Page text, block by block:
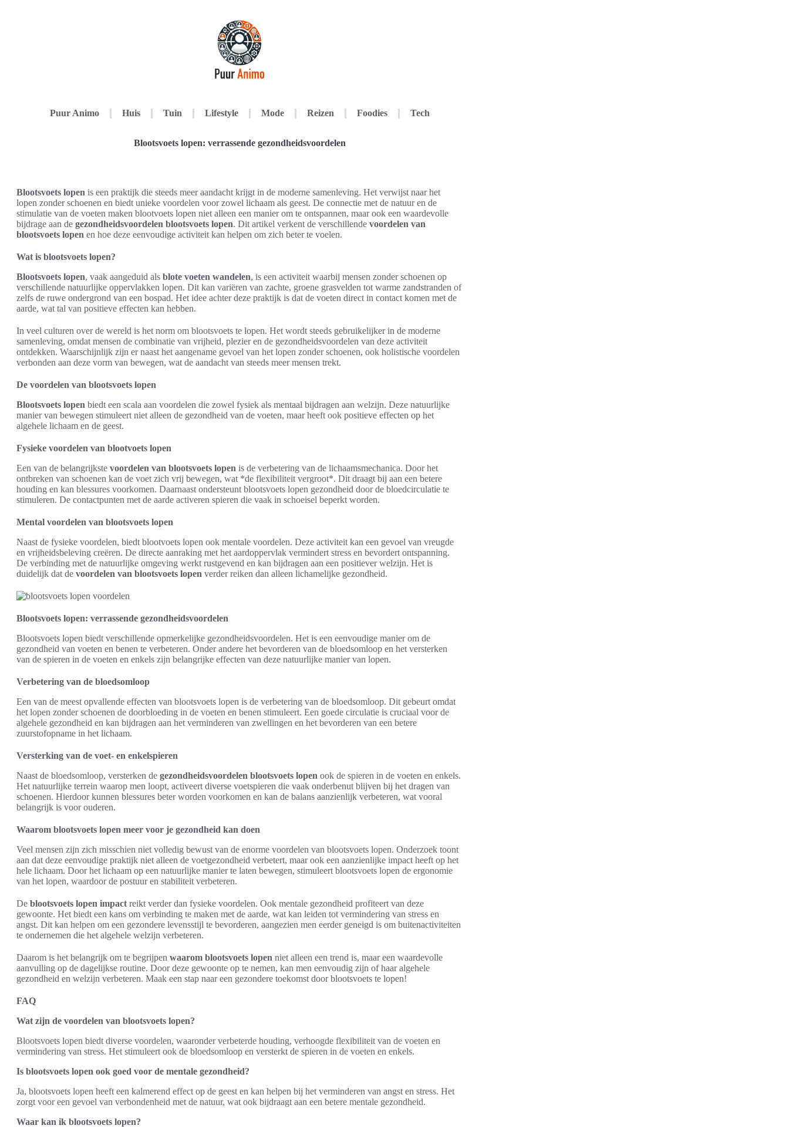
Puur Animo Huis Tuin Lifestyle Mode Reizen Foodies Tech
Blootsvoets lopen: verrassende gezondheidsvoordelen
Blootsvoets lopen is een praktijk die steeds meer aandacht krijgt in de moderne samenleving. Het verwijst naar het
lopen zonder schoenen en biedt unieke voordelen voor zowel lichaam als geest. De connectie met de natuur en de
stimulatie van de voeten maken blootvoets lopen niet alleen een manier om te ontspannen, maar ook een waardevolle
bijdrage aan de gezondheidsvoordelen blootsvoets lopen. Dit artikel verkent de verschillende voordelen van
blootsvoets lopen en hoe deze eenvoudige activiteit kan helpen om zich beter te voelen.
Wat is blootsvoets lopen?
Blootsvoets lopen, vaak aangeduid als blote voeten wandelen, is een activiteit waarbij mensen zonder schoenen op
verschillende natuurlijke oppervlakken lopen. Dit kan variëren van zachte, groene grasvelden tot warme zandstranden of
zelfs de ruwe ondergrond van een bospad. Het idee achter deze praktijk is dat de voeten direct in contact komen met de
aarde, wat tal van positieve effecten kan hebben.
In veel culturen over de wereld is het norm om blootsvoets te lopen. Het wordt steeds gebruikelijker in de moderne
samenleving, omdat mensen de combinatie van vrijheid, plezier en de gezondheidsvoordelen van deze activiteit
ontdekken. Waarschijnlijk zijn er naast het aangename gevoel van het lopen zonder schoenen, ook holistische voordelen
verbonden aan deze vorm van bewegen, wat de aandacht van steeds meer mensen trekt.
De voordelen van blootsvoets lopen
Blootsvoets lopen biedt een scala aan voordelen die zowel fysiek als mentaal bijdragen aan welzijn. Deze natuurlijke
manier van bewegen stimuleert niet alleen de gezondheid van de voeten, maar heeft ook positieve effecten op het
algehele lichaam en de geest.
Fysieke voordelen van blootvoets lopen
Een van de belangrijkste voordelen van blootsvoets lopen is de verbetering van de lichaamsmechanica. Door het
ontbreken van schoenen kan de voet zich vrij bewegen, wat *de flexibiliteit vergroot*. Dit draagt bij aan een betere
houding en kan blessures voorkomen. Daarnaast ondersteunt blootsvoets lopen gezondheid door de bloedcirculatie te
stimuleren. De contactpunten met de aarde activeren spieren die vaak in schoeisel beperkt worden.
Mental voordelen van blootsvoets lopen
Naast de fysieke voordelen, biedt blootvoets lopen ook mentale voordelen. Deze activiteit kan een gevoel van vreugde
en vrijheidsbeleving creëren. De directe aanraking met het aardoppervlak vermindert stress en bevordert ontspanning.
De verbinding met de natuurlijke omgeving werkt rustgevend en kan bijdragen aan een positiever welzijn. Het is
duidelijk dat de voordelen van blootsvoets lopen verder reiken dan alleen lichamelijke gezondheid.
Blootsvoets lopen: verrassende gezondheidsvoordelen
Blootsvoets lopen biedt verschillende opmerkelijke gezondheidsvoordelen. Het is een eenvoudige manier om de
gezondheid van voeten en benen te verbeteren. Onder andere het bevorderen van de bloedsomloop en het versterken
van de spieren in de voeten en enkels zijn belangrijke effecten van deze natuurlijke manier van lopen.
Verbetering van de bloedsomloop
Een van de meest opvallende effecten van blootsvoets lopen is de verbetering van de bloedsomloop. Dit gebeurt omdat
het lopen zonder schoenen de doorbloeding in de voeten en benen stimuleert. Een goede circulatie is cruciaal voor de
algehele gezondheid en kan bijdragen aan het verminderen van zwellingen en het bevorderen van een betere
zuurstofopname in het lichaam.
Versterking van de voet- en enkelspieren
Naast de bloedsomloop, versterken de gezondheidsvoordelen blootsvoets lopen ook de spieren in de voeten en enkels.
Het natuurlijke terrein waarop men loopt, activeert diverse voetspieren die vaak onderbenut blijven bij het dragen van
schoenen. Hierdoor kunnen blessures beter worden voorkomen en kan de balans aanzienlijk verbeteren, wat vooral
belangrijk is voor ouderen.
Waarom blootsvoets lopen meer voor je gezondheid kan doen
Veel mensen zijn zich misschien niet volledig bewust van de enorme voordelen van blootsvoets lopen. Onderzoek toont
aan dat deze eenvoudige praktijk niet alleen de voetgezondheid verbetert, maar ook een aanzienlijke impact heeft op het
hele lichaam. Door het lichaam op een natuurlijke manier te laten bewegen, stimuleert blootsvoets lopen de ergonomie
van het lopen, waardoor de postuur en stabiliteit verbeteren.
De blootsvoets lopen impact reikt verder dan fysieke voordelen. Ook mentale gezondheid profiteert van deze
gewoonte. Het biedt een kans om verbinding te maken met de aarde, wat kan leiden tot vermindering van stress en
angst. Dit kan helpen om een gezondere levensstijl te bevorderen, aangezien men eerder geneigd is om buitenactiviteiten
te ondernemen die het algehele welzijn verbeteren.
Daarom is het belangrijk om te begrijpen waarom blootsvoets lopen niet alleen een trend is, maar een waardevolle
aanvulling op de dagelijkse routine. Door deze gewoonte op te nemen, kan men eenvoudig zijn of haar algehele
gezondheid en welzijn verbeteren. Maak een stap naar een gezondere toekomst door blootsvoets te lopen!
FAQ
Wat zijn de voordelen van blootsvoets lopen?
Blootsvoets lopen biedt diverse voordelen, waaronder verbeterde houding, verhoogde flexibiliteit van de voeten en
vermindering van stress. Het stimuleert ook de bloedsomloop en versterkt de spieren in de voeten en enkels.
Is blootsvoets lopen ook goed voor de mentale gezondheid?
Ja, blootsvoets lopen heeft een kalmerend effect op de geest en kan helpen bij het verminderen van angst en stress. Het
zorgt voor een gevoel van verbondenheid met de natuur, wat ook bijdraagt aan een betere mentale gezondheid.
Waar kan ik blootsvoets lopen?